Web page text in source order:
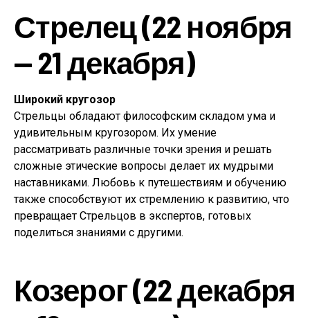
Стрелец (22 ноября
— 21 декабря)
Широкий кругозор
Стрельцы обладают философским складом ума и
удивительным кругозором. Их умение
рассматривать различные точки зрения и решать
сложные этические вопросы делает их мудрыми
наставниками. Любовь к путешествиям и обучению
также способствуют их стремлению к развитию, что
превращает Стрельцов в экспертов, готовых
поделиться знаниями с другими.
Козерог (22 декабря